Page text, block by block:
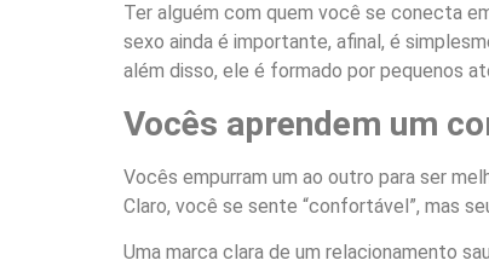
Ter alguém com quem você se conecta
sexo ainda é importante, afinal, é
além disso, ele é formado por pequenos
Vocês aprendem um
Vocês empurram um ao outro para ser
Claro, você se sente “confortável”, mas
Uma marca clara de um relacionamento